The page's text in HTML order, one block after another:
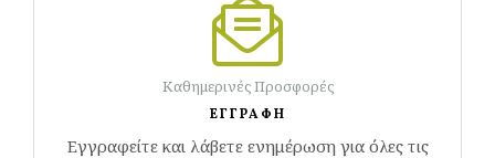
Καθημερινές Προσφορές
ΕΓΓΡΑΦΗ
Εγγραφείτε και λάβετε ενημέρωση για όλες τις